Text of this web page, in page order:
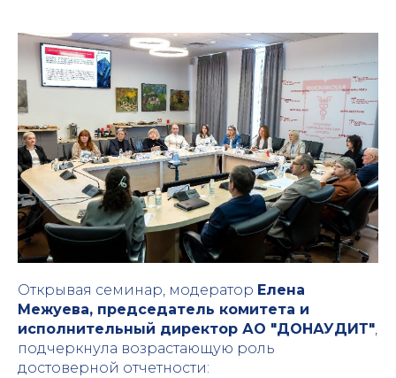
Открывая семинар, модератор Елена
Межуева, председатель комитета и
исполнительный директор АО "ДОНАУДИТ",
подчеркнула возрастающую роль
достоверной отчетности: